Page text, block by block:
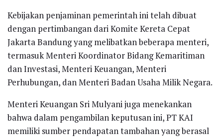
Kebijakan penjaminan pemerintah ini telah dibuat
dengan pertimbangan dari Komite Kereta Cepat
Jakarta Bandung yang melibatkan beberapa menteri,
termasuk Menteri Koordinator Bidang Kemaritiman
dan Investasi, Menteri Keuangan, Menteri
Perhubungan, dan Menteri Badan Usaha Milik Negara.
Menteri Keuangan Sri Mulyani juga menekankan
bahwa dalam pengambilan keputusan ini, PT KAI
memiliki sumber pendapatan tambahan yang berasal